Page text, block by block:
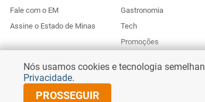
Fale com o EM
Assine o Estado de Minas
Gastronomia
Tech
Promoções
Anuncie no Uai
Nós usamos cookies e tecnologia
Privacidade.
PROSSEGUIR